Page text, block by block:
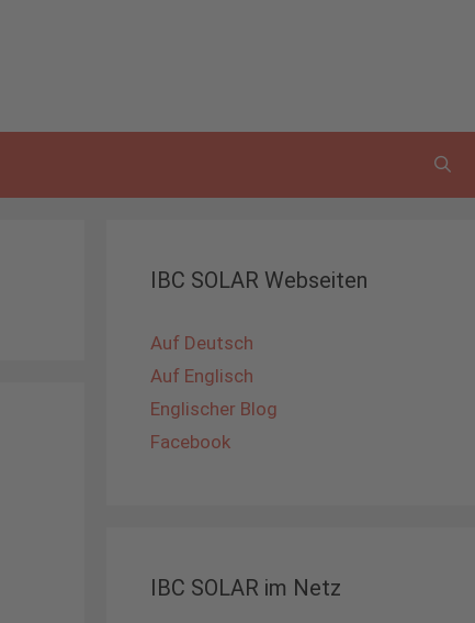
IBC SOLAR Webseiten
Auf Deutsch
Auf Englisch
Englischer Blog
Facebook
IBC SOLAR im Netz